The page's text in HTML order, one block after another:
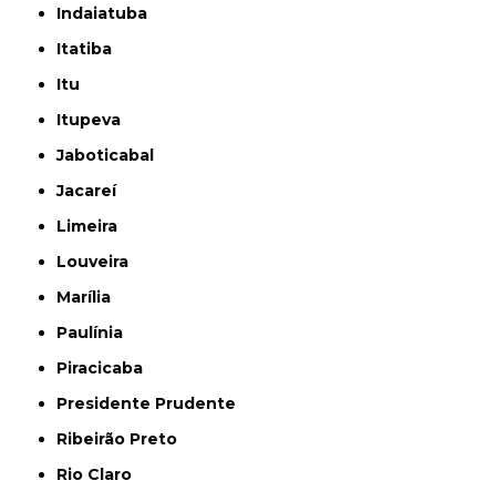
Indaiatuba
Itatiba
Itu
Itupeva
Jaboticabal
Jacareí
Limeira
Louveira
Marília
Paulínia
Piracicaba
Presidente Prudente
Ribeirão Preto
Rio Claro